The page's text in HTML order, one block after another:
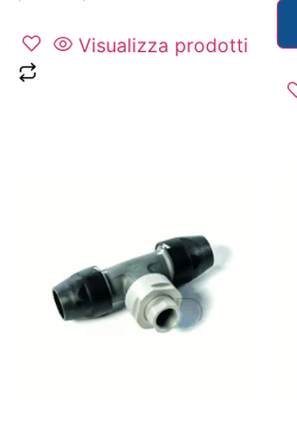
Visualizza prodotti